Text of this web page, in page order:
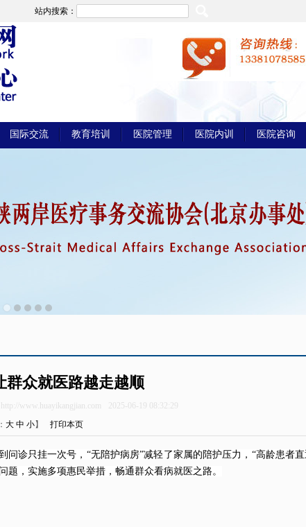
站内搜索：
国际交流 教育培训 医院管理 医院内训 医院咨询
群众就医路越走越顺
http://www.huayikangjian.com
2025-06-19 08:32:29
大 中 小】 打印本页
诊只挂一次号，“无陪护病房”减轻了家属的陪护压力，“高龄患者
题，实施多项惠民举措，畅通群众看病就医之路。